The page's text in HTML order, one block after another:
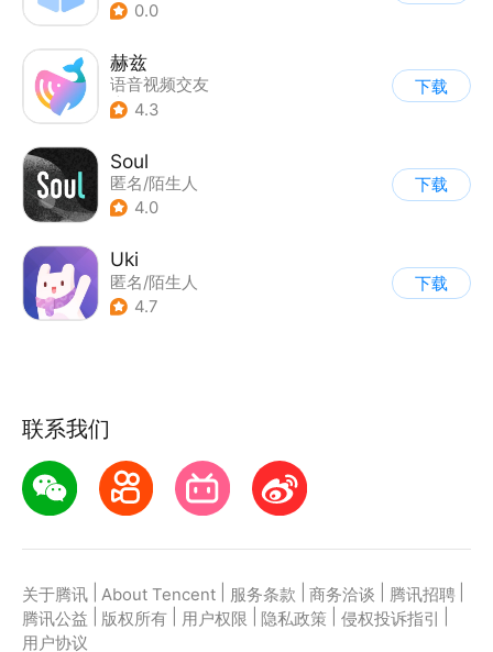
0.0
赫兹
语音视频交友
| 匿名/陌生人
4.3
下载
Soul
匿名/陌生人
4.0
下载
Uki
匿名/陌生人
4.7
下载
联系我们
关于腾讯 About Tencent 服务条款 商务洽谈 腾讯招聘
腾讯公益
版权所有 用户权限 隐私政策 侵权投诉指引
用户协议